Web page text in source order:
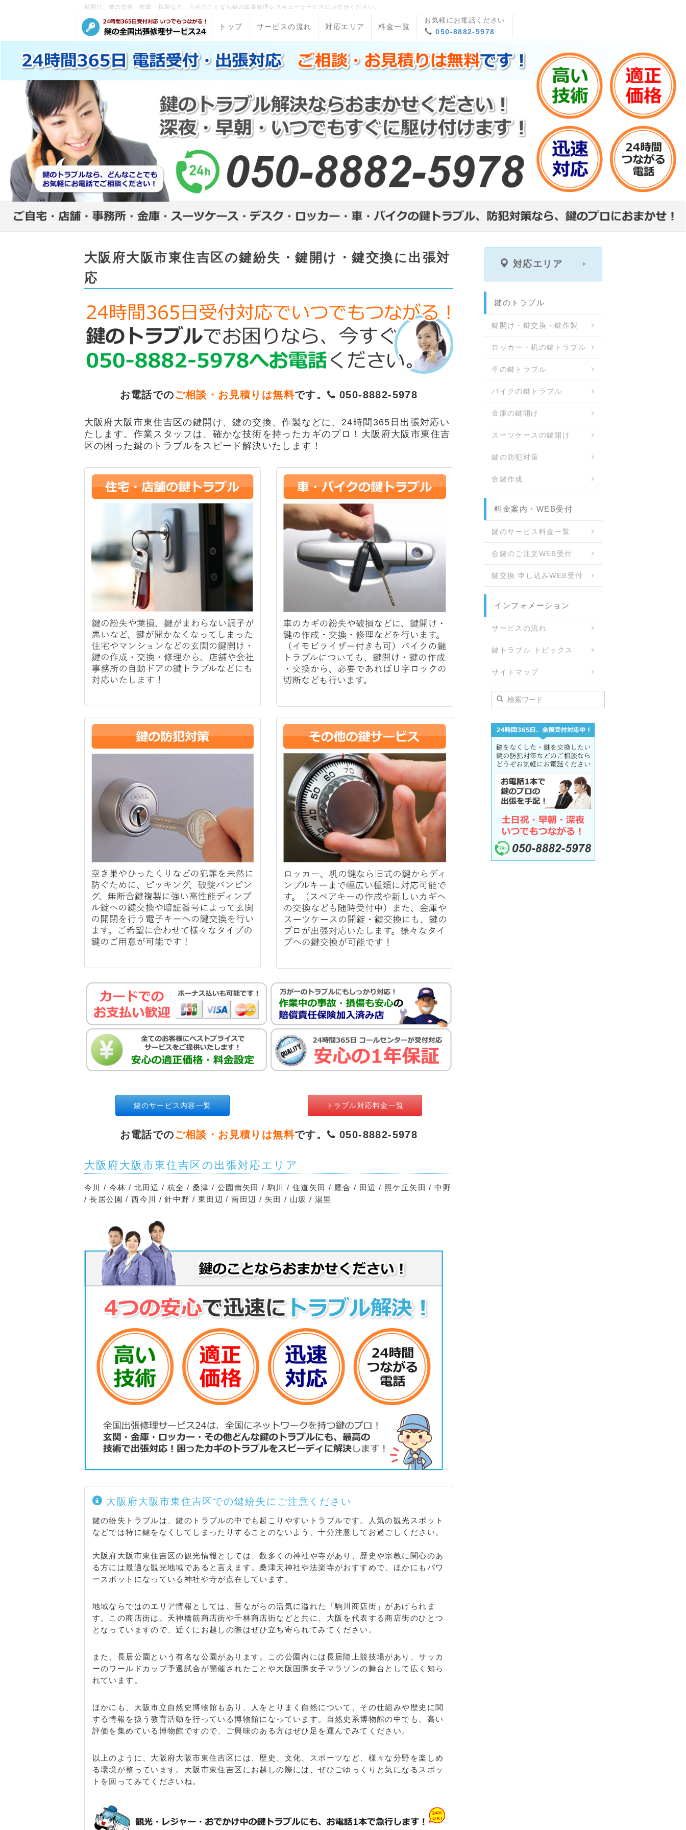
鍵開け、鍵の交換、作成・複製など、カギのことなら鍵の出張修理レスキューサービスにお任せください。
トップ サービスの流れ 対応エリア 料金一覧
お気軽にお電話ください
050-8882-5978
大阪府大阪市東住吉区の鍵紛失・鍵開け・鍵交換に出張対
応
お電話でのご相談・お見積りは無料です。 050-8882-5978
大阪府大阪市東住吉区の鍵開け、鍵の交換、作製などに、24時間365日出張対応い
たします。作業スタッフは、確かな技術を持ったカギのプロ！大阪府大阪市東住吉
区の困った鍵のトラブルをスピード解決いたします！
鍵のサービス内容一覧 トラブル対応料金一覧
お電話でのご相談・お見積りは無料です。 050-8882-5978
大阪府大阪市東住吉区の出張対応エリア
今川 / 今林 / 北田辺 / 杭全 / 桑津 / 公園南矢田 / 駒川 / 住道矢田 / 鷹合 / 田辺 / 照ケ丘矢田 / 中野
/ 長居公園 / 西今川 / 針中野 / 東田辺 / 南田辺 / 矢田 / 山坂 / 湯里
大阪府大阪市東住吉区での鍵紛失にご注意ください
鍵の紛失トラブルは、鍵のトラブルの中でも起こりやすいトラブルです。人気の観光スポット
などでは特に鍵をなくしてしまったりすることのないよう、十分注意してお過ごしください。
大阪府大阪市東住吉区の観光情報としては、数多くの神社や寺があり、歴史や宗教に関心のあ
る方には最適な観光地域であると言えます。桑津天神社や法楽寺がおすすめで、ほかにもパワ
ースポットになっている神社や寺が点在しています。
地域ならではのエリア情報としては、昔ながらの活気に溢れた「駒川商店街」があげられま
す。この商店街は、天神橋筋商店街や千林商店街などと共に、大阪を代表する商店街のひとつ
となっていますので、近くにお越しの際はぜひ立ち寄られてみてください。
また、長居公園という有名な公園があります。この公園内には長居陸上競技場があり、サッカ
ーのワールドカップ予選試合が開催されたことや大阪国際女子マラソンの舞台として広く知ら
れています。
ほかにも、大阪市立自然史博物館もあり、人をとりまく自然について、その仕組みや歴史に関
する情報を扱う教育活動を行っている博物館になっています。自然史系博物館の中でも、高い
評価を集めている博物館ですので、ご興味のある方はぜひ足を運んでみてください。
以上のように、大阪府大阪市東住吉区には、歴史、文化、スポーツなど、様々な分野を楽しめ
る環境が整っています。大阪市東住吉区にお越しの際には、ぜひごゆっくりと気になるスポッ
トを回ってみてくださいね。
対応エリア
鍵のトラブル
鍵開け・鍵交換・鍵作製
ロッカー・机の鍵トラブル
車の鍵トラブル
バイクの鍵トラブル
金庫の鍵開け
スーツケースの鍵開け
鍵の防犯対策
合鍵作成
料金案内・WEB受付
鍵のサービス料金一覧
合鍵のご注文WEB受付
鍵交換 申し込みWEB受付
インフォメーション
サービスの流れ
鍵トラブル トピックス
サイトマップ